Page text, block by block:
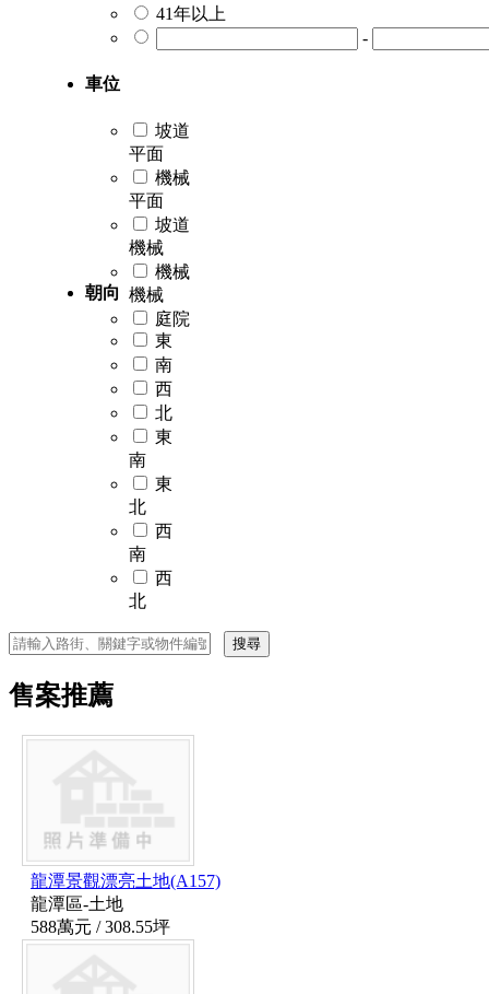
41年以上
-
車位
坡道
平面
機械
平面
坡道
機械
機械
機械
庭院
朝向
東
南
西
北
東
南
東
北
西
南
西
北
搜尋
售案推薦
龍潭景觀漂亮土地(A157)
龍潭區-土地
588萬元 / 308.55坪